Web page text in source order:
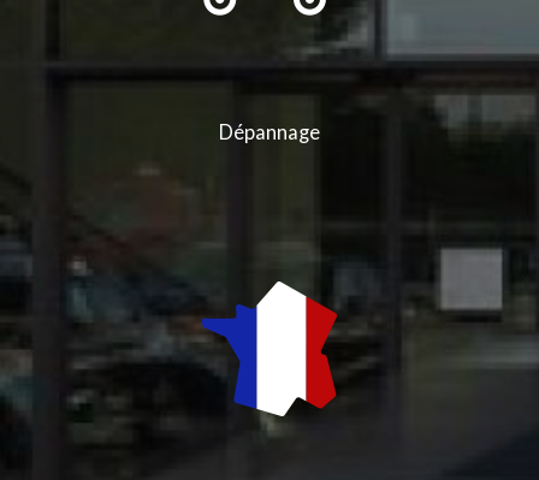
Dépannage